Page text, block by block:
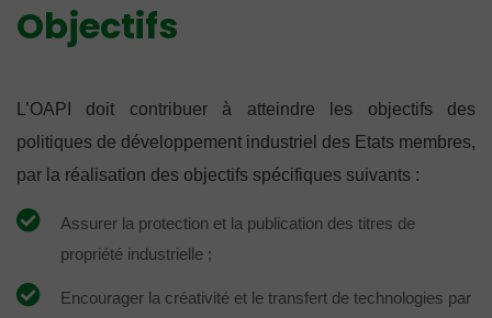
Objectifs
L’OAPI doit contribuer à atteindre les objectifs des
politiques de développement industriel des Etats membres,
par la réalisation des objectifs spécifiques suivants :
Assurer la protection et la publication des titres de
propriété industrielle ;
Encourager la créativité et le transfert de technologies par